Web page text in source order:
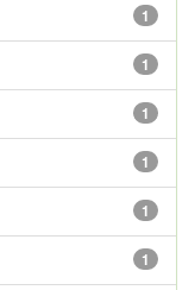
1
1
1
1
1
1